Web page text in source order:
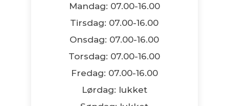
Mandag: 07.00-16.00
Tirsdag: 07.00-16.00
Onsdag: 07.00-16.00
Torsdag: 07.00-16.00
Fredag: 07.00-16.00
Lørdag: lukket